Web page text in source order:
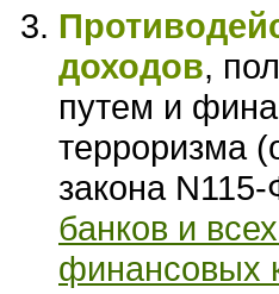
доходов,
путем и
терроризма
закона
банков и
финансовых